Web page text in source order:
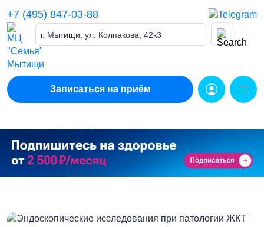
content
+7 (495) 847-03-88
г. Мытищи, ул. Колпакова, 42к3
Записаться на приём